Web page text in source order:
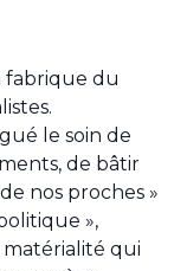
fabrique du
le soin de
de bâtir
nos proches »
»,
matérialité qui